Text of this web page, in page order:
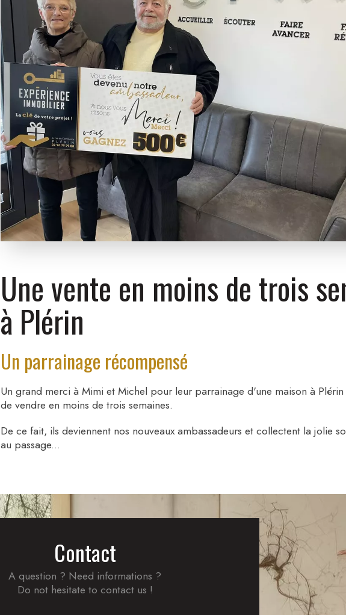
Une vente en moins de trois
à Plérin
Un parrainage récompensé
Un grand merci à Mimi et Michel pour leur parrainage d'une maison à
de vendre en moins de trois semaines.
De ce fait, ils deviennent nos nouveaux ambassadeurs et collectent la jolie
au passage...
Contact
A question ? Need informations ?
Do not hesitate to contact us !